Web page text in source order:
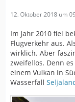
12. Oktober 2018 um
Im Jahr 2010 fiel
Flugverkehr aus.
wirklich. Aber
zweifellos. Denn
einem Vulkan in
Wasserfall